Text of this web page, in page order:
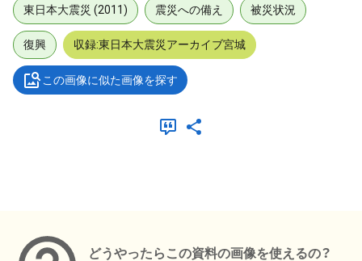
東日本大震災 (2011) 震災への備え 被災状況
復興 収録:東日本大震災アーカイブ宮城
この画像に似た画像を探す
どうやったらこの資料の画像を使えるの？